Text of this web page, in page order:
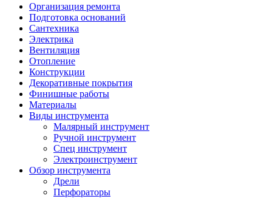
Организация ремонта
Подготовка оснований
Сантехника
Электрика
Вентиляция
Отопление
Конструкции
Декоративные покрытия
Финишные работы
Материалы
Виды инструмента
Малярный инструмент
Ручной инструмент
Спец инструмент
Электроинструмент
Обзор инструмента
Дрели
Перфораторы